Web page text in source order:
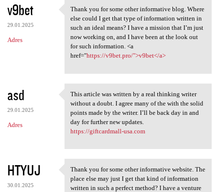
v9bet
29.01.2025
Adres
Thank you for some other
Thank you for some other informative blog. Where
else could I get that type of information written in
such an ideal means? I have a mission that I’m just
now working on, and I have been at the look out
for such information. <a
href="https://v9bet.pro/">v9bet</a>
asd
29.01.2025
Adres
This article was written by a
This article was written by a real thinking writer
without a doubt. I agree many of the with the solid
points made by the writer. I’ll be back day in and
day for further new updates.
https://giftcardmall-usa.com
HTYUJ
30.01.2025
Thank you for some other
Thank you for some other informative website. The
place else may just I get that kind of information
written in such a perfect method? I have a venture